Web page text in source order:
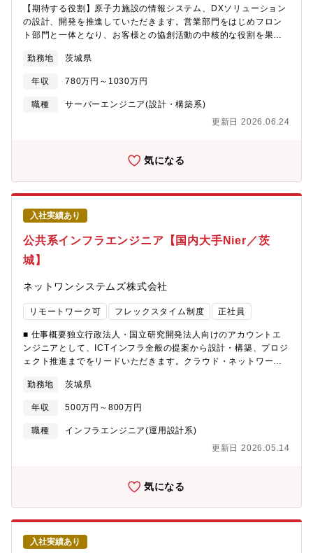
す。転勤などの際の住居の不安を解消する役割も果たしていま
す。■育児教育育児施設利用費補助、子どもの教育費補助 等※福
利厚生制度（参考HP）
の一部に関わる計画を提出、実施する。【ポジションの魅力・や
りがい・キャリアパス】●ポジションの魅力・電力・エネルギー領
域のトップメーカである日立の中でも、事業の根幹を担う、電力
系統監視制御システムのミドルウェア提供を通じて、部門の提供
の成果は論文や学会発表など、業界内外での強いプレゼンスを発
織を横断してソリューションの強みを発揮する「真の
OneHitachi」の実現に寄与できる・設計、開発したソフトウェア
できる。●キャリアパス・機能のリーダーから、全体を俯瞰するマ
思に沿ってキャリア形成ができる【働く環境】①チームについ
ムを組んで目標に向かってベクトルを一つになって遂行します。
また、業務も多岐なことから、自身の経験や成長にあわせて、
色々なチャレンジができます。・経験豊富なOTエンジニアによる
制御技術のOJTを受けることができ、高度な専門技術者として活
躍することができます。②働き方について・在宅勤務と出社のハ
イブリッド勤務が可能で柔軟な働き方を実現しています。大みか
の電力システム設計部は、オフィス空間デザインの大手、イトー
キによる国内初のABWを実現した魅力ある職場で部員や来訪者か
らの非常に高い評価を得ています。
https://www.itoki.jp/abw/topics/case-study/hitachi-
（詳細は勤務事業所により異なります）によって皆さんの住居を
たしています。■育児教育育児施設利用費補助、子どもの教育費補
助 等※福利厚生制度（参考HP）
【期待する役割】原子力施設の情報システム、DXソリューション
の設計、開発を推進していただきます。営業部門をはじめフロン
ト部門と一体となり、お客様との協創活動の中核的な役割を果た
各社含む)を牽引し、プロジェクト全体の推進、報告、パフォーマ
ンスを管理するとともに、期待される予算、納期を守ることで担
当プロジェクトの円滑な推進・完遂に貢献いただきます。【職務
詳細】原子力施設の情報システム、DXソリューションに関わる以
文書化、最適解の提案（見積、作業スケジューリング含む）・日
窓口・プロジェクト管理（予実管理、工程管理、チームの作業調
整と必要時の体制強化、品証部門と連携した品質管理等）・リス
クと問題管理（リスク、問題、依存関係・制約事項の特定・評価
及び上長への報告）・稼働中の情報システムの保守、エンハンス
対応【ポジションの魅力・やりがい・キャリアパス】【魅力・や
りがい】・原子力業界のデジタル変革期を牽引する第一人者とな
れる機会があります。・顧客との協創により課題解決を具現化し
ていくため、新たな事業創出・事業開発の実務経験とスキルアッ
プにつながります。・顧客提案や検討のために日立グループのデ
に触れることができます。【キャリアパス】将来的にはプロジェ
クトマネージャーとなりプロジェクト全体を統括する立場となる
ことを期待しております。プロジェクトリーダとして様々なプロ
要な経験を積上げていただきます。実績が認められれば、数年で
マネージャー職に昇格することも可能です。【働く環境】【①配
属組織/チーム】原子力制御システム設計部の原子力DXグループに
配属いただきます。グループには30～50代のメンバが8名在籍し
力がしやすい環境です。実際の業務では、プロジェクト単位で数
形となります。【②働き方】各人のご都合に合わせ、在宅勤務が
可能です（出社頻度は要相談）。お客様の原子力施設への国内出
れる情報システムの導入や刷新プロジェクトを推進しています。
に提供するためのフロントSE・プロジェクトリーダとしてご活躍
勤務地 茨城県
年収 780万円～1030万円
職種
サーバーエンジニア(設計・構築系)
更新日 2026.06.24
気になる
入社実績あり
公共系インフラエンジニア【国内大手Nier／茨
城】
ネットワンシステムズ株式会社
リモートワーク可 フレックスタイム制度 正社員
■ 仕事概要独立行政法人・国立研究開発法人向けのアカウントエ
ンジニアとして、ICTインフラ全般の提案から設計・構築、プロジ
ェクト推進までをリードいただきます。クラウド・ネットワー
決に深く関与できるポジションです。【主な担当業務】・仮想基
盤、IaaS（AWS／Azure）を活用したインフラ提案・設計構築・
LAN／WAN、無線LANなどネットワークインフラの設計・構築・
ネットワークサーバ（DNS／DHCP／プロキシ／メール／監視
EDR／NDR／SIEM／SSE等）・顧客課題の分析～要件定義、ソ
ートナー／関連部門との連携推進 ※アカウント体制のため、障
害時や緊急時には顧客・運用保守部門との連携対応が 発生し
ます。■担当顧客つくばエリアにおける・独立行政法人・国立研究
開発法人独立行政法人には国の施策に関連する重要な研究や業務
を行っている組織が数多くあり、特につくば地区に集中しており
ます。つくば地区においてはAI利活用やセキュリティ強化の取り
勤務地 茨城県
年収 500万円～800万円
職種
インフラエンジニア(運用設計系)
更新日 2026.05.14
気になる
入社実績あり